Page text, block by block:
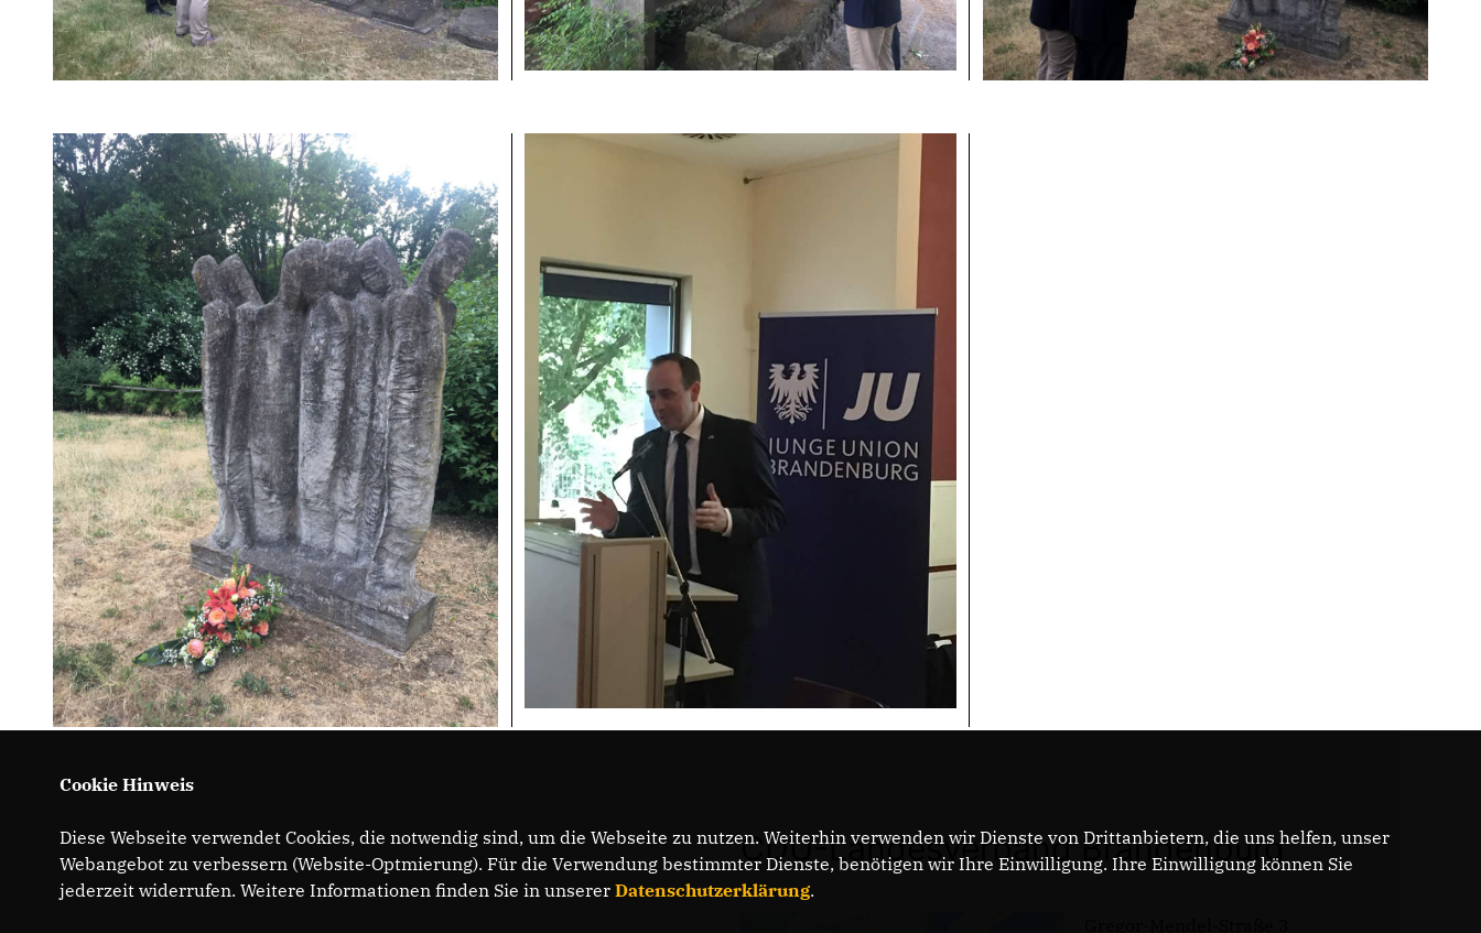
CDU-Landesverband Brandenburg
Cookie Hinweis
Diese Webseite verwendet Cookies, die notwendig sind, um die Webseite zu nutzen. Weiterhin verwenden wir Dienste von Drittanbietern, die uns helfen, unser
Webangebot zu verbessern (Website-Optmierung). Für die Verwendung bestimmter Dienste, benötigen wir Ihre Einwilligung. Ihre Einwilligung können Sie
jederzeit widerrufen. Weitere Informationen finden Sie in unserer Datenschutzerklärung.